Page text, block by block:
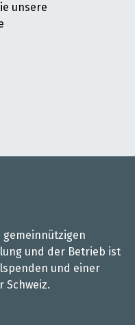
unsere
und der Betrieb ist
und einer
Schweiz.